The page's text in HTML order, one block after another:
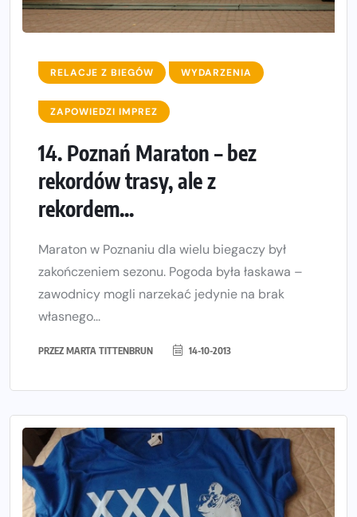
RELACJE Z BIEGÓW WYDARZENIA
ZAPOWIEDZI IMPREZ
14. Poznań Maraton – bez
rekordów trasy, ale z
rekordem...
Maraton w Poznaniu dla wielu biegaczy był
zakończeniem sezonu. Pogoda była łaskawa –
zawodnicy mogli narzekać jedynie na brak
własnego...
PRZEZ MARTA TITTENBRUN 14-10-2013